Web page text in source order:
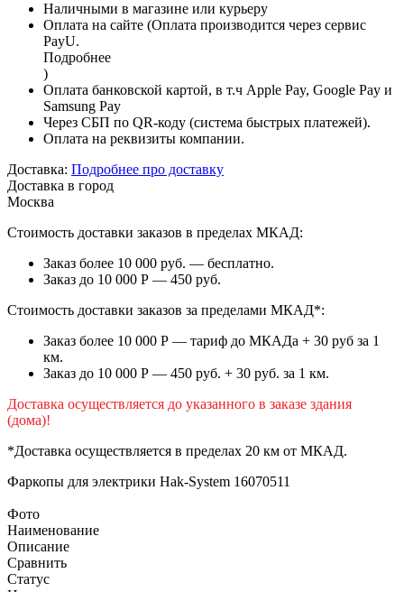
Наличными в магазине или курьеру
Оплата на сайте (Оплата производится через сервис
PayU.
Подробнее
)
Оплата банковской картой, в т.ч Apple Pay, Google Pay и
Samsung Pay
Через СБП по QR-коду (система быстрых платежей).
Оплата на реквизиты компании.
Доставка: Подробнее про доставку
Доставка в город
Москва
Стоимость доставки заказов в пределах МКАД:
Заказ более 10 000 руб. — бесплатно.
Заказ до 10 000 Р — 450 руб.
Стоимость доставки заказов за пределами МКАД*:
Заказ более 10 000 Р — тариф до МКАДа + 30 руб за 1
км.
Заказ до 10 000 Р — 450 руб. + 30 руб. за 1 км.
Доставка осуществляется до указанного в заказе здания
(дома)!
*Доставка осуществляется в пределах 20 км от МКАД.
Фаркопы для электрики Hak-System 16070511
Фото
Наименование
Описание
Сравнить
Статус